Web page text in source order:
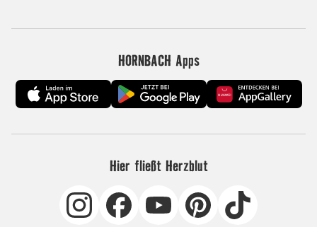
HORNBACH Apps
Hier fließt Herzblut